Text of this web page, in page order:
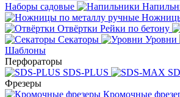
Наборы садовые
Отвёртки Рейки по бетону
Секаторы
Уровни
Шаблоны
Перфораторы
SDS-PLUS
Фрезеры
Кромочные